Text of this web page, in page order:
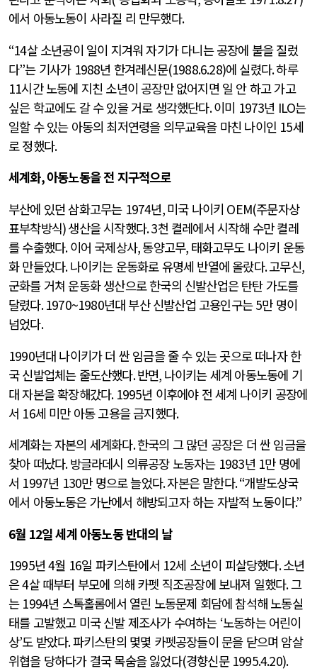
에서 아동노동이 사라질 리 만무했다.
“14살 소년공이 일이 지겨워 자기가 다니는 공장에 불을 질렀
다”는 기사가 1988년 한겨레신문(1988.6.28)에 실렸다.하루
11시간 노동에 지친 소년이 공장만 없어지면 일 안 하고 가고
싶은 학교에도 갈 수 있을 거로 생각했단다.이미 1973년 ILO는
일할 수 있는 아동의 최저연령을 의무교육을 마친 나이인 15세
로 정했다.
세계화,아동노동을 전 지구적으로
부산에 있던 삼화고무는 1974년,미국 나이키 OEM(주문자상
표부착방식)생산을 시작했다. 3천 켤레에서 시작해 수만 켤레
를 수출했다.이어 국제상사,동양고무, 태화고무도 나이키 운동
화 만들었다.나이키는 운동화로 유명세 반열에 올랐다.고무신,
군화를 거쳐 운동화 생산으로 한국의 신발산업은 탄탄 가도를
달렸다. 1970~1980년대 부산 신발산업 고용인구는5만 명이
넘었다.
1990년대 나이키가 더 싼 임금을 줄 수 있는 곳으로 떠나자 한
국 신발업체는 줄도산했다.반면, 나이키는 세계 아동노동에 기
대 자본을 확장해갔다. 1995년 이후에야 전 세계 나이키 공장에
서 16세 미만 아동 고용을 금지했다.
세계화는 자본의 세계화다.한국의 그 많던 공장은 더 싼 임금을
찾아 떠났다.방글라데시 의류공장 노동자는 1983년 1만 명에
서 1997년 130만 명으로 늘었다.자본은 말한다. “개발도상국
에서 아동노동은 가난에서 해방되고자 하는 자발적 노동이다.”
6월 12일 세계 아동노동 반대의 날
1995년4월 16일 파키스탄에서 12세 소년이 피살당했다.소년
은4살 때부터 부모에 의해 카펫 직조공장에 보내져 일했다.그
는 1994년 스톡홀롬에서 열린 노동문제 회담에 참석해 노동실
태를 고발했고 미국 신발 제조사가 수여하는 ‘노동하는 어린이
상’도 받았다.파키스탄의 몇몇 카펫공장들이 문을 닫으며 암살
위협을 당하다가 결국 목숨을 잃었다(경향신문 1995.4.20).